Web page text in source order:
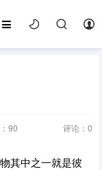
90 评论： 0
其中之一就是彼